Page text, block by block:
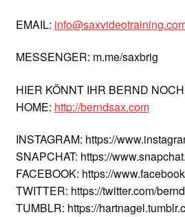
EMAIL:
MESSENGER: m.me/saxbrig
HIER KÖNNT IHR BERND
HOME: http://berndsax.com
INSTAGRAM: https://
SNAPCHAT: https://
FACEBOOK: https://
TWITTER: https://twitter.com/
TUMBLR: https://